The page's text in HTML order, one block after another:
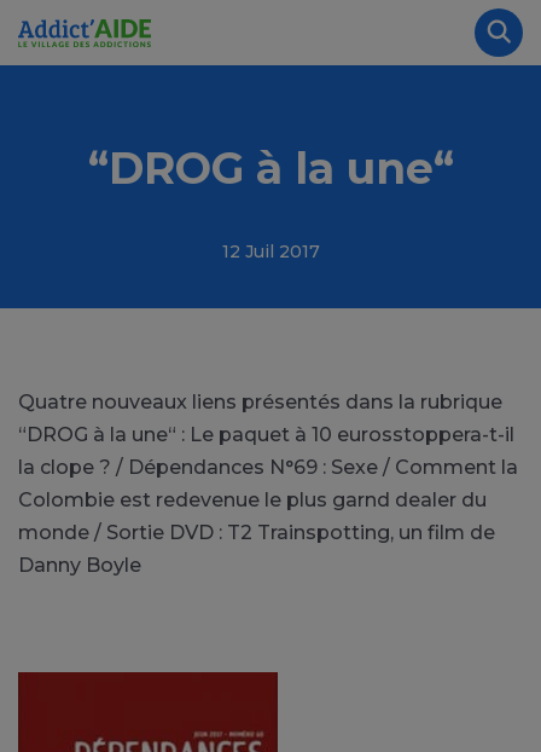
Aller au contenu principal
“DROG à la une“
12 Juil 2017
Quatre nouveaux liens présentés dans la rubrique
“DROG à la une“ : Le paquet à 10 eurosstoppera-t-il
la clope ? / Dépendances N°69 : Sexe / Comment la
Colombie est redevenue le plus garnd dealer du
monde / Sortie DVD : T2 Trainspotting, un film de
Danny Boyle
Panneau de gestion des cookies